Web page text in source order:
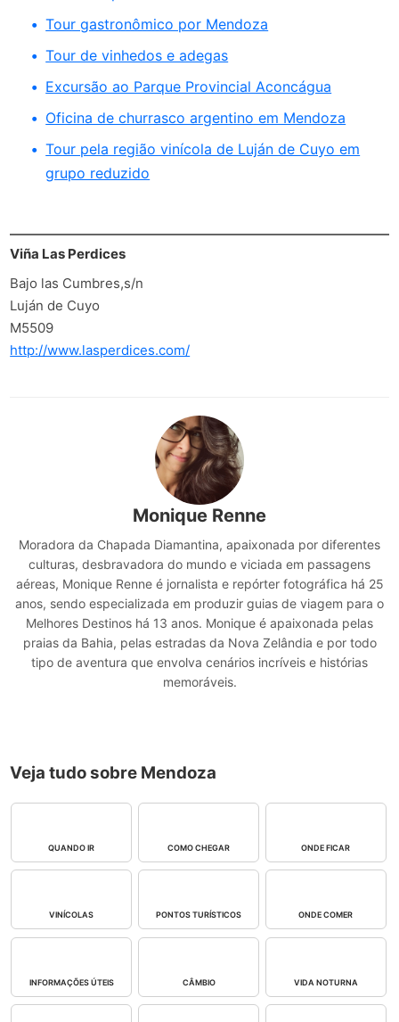
Tour gastronômico por Mendoza
Tour de vinhedos e adegas
Excursão ao Parque Provincial Aconcágua
Oficina de churrasco argentino em Mendoza
Tour pela região vinícola de Luján de Cuyo em
grupo reduzido
Viña Las Perdices
Bajo las Cumbres,s/n
Luján de Cuyo
M5509
http://www.lasperdices.com/
Monique Renne
Moradora da Chapada Diamantina, apaixonada por diferentes
culturas, desbravadora do mundo e viciada em passagens
aéreas, Monique Renne é jornalista e repórter fotográfica há 25
anos, sendo especializada em produzir guias de viagem para o
Melhores Destinos há 13 anos. Monique é apaixonada pelas
praias da Bahia, pelas estradas da Nova Zelândia e por todo
tipo de aventura que envolva cenários incríveis e histórias
memoráveis.
Veja tudo sobre Mendoza
QUANDO IR COMO CHEGAR ONDE FICAR
VINÍCOLAS PONTOS TURÍSTICOS ONDE COMER
INFORMAÇÕES ÚTEIS CÂMBIO VIDA NOTURNA